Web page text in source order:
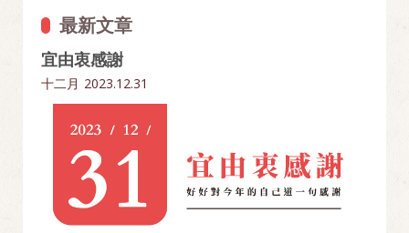
最新文章
宜由衷感謝
十二月 2023.12.31